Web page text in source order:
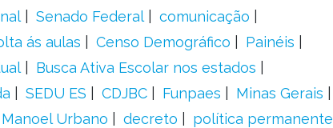
Senado Federal
comunicação
ás aulas Censo Demográfico
Painéis
Busca Ativa Escolar nos estados
SEDU ES CDJBC Funpaes
Minas Gerais
Manoel Urbano decreto
política permanente